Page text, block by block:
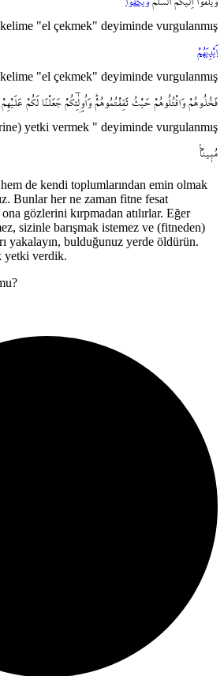
"el çekmek" deyiminde vurgulanmış
اَيْدِيَهُمْ
"el çekmek" deyiminde vurgulanmış
فَخُذُوهُمْ وَاقْتُلُوهُمْ حَيْثُ ثَقِفْتُمُوهُمْۜ وَاُو۬لٰٓئِكُمْ جَعَلْنَا لَكُمْ عَلَيْهِمْ
yetki vermek " deyiminde vurgulanmış
مُب۪يناً۟
de kendi toplumlarından emin olmak
Bunlar her ne zaman fitne fesat
gözlerini kırpmadan atılırlar. Eğer
sizinle barışmak istemez ve (fitneden)
yakalayın, bulduğunuz yerde öldürün.
yetki verdik.